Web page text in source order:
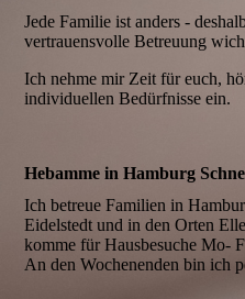
Jede Familie ist anders -
vertrauensvolle Betreuung
Ich nehme mir Zeit für euch,
individuellen Bedürfnisse ein.
Hebamme in Hamburg
Ich betreue Familien in
Eidelstedt und in den Orten
komme für HausbesucheMo-
An den Wochenenden bin ich